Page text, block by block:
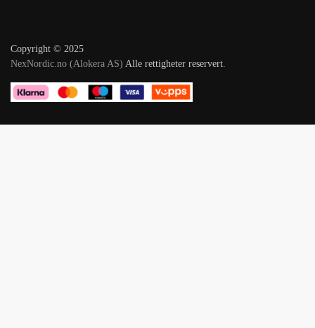
Copyright © 2025
NexNordic.no (Alokera AS) Alle rettigheter reservert.